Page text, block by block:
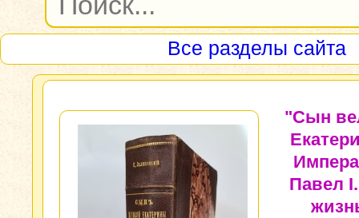
Все разделы сайта
"Сын
Павел